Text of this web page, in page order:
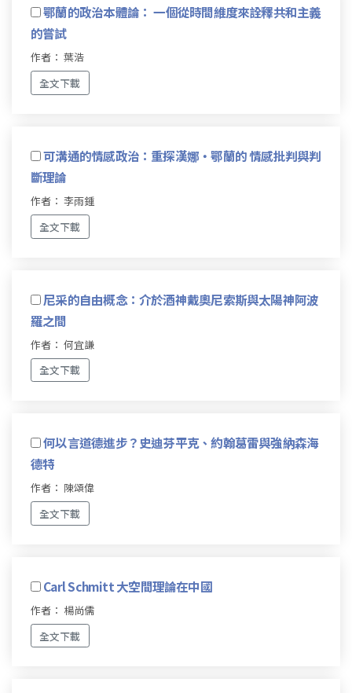
鄂蘭的政治本體論： 一個從時間維度來詮釋共和主義
的嘗試
作者： 葉浩
全文下載
可溝通的情感政治：重探漢娜‧鄂蘭的 情感批判與判
斷理論
作者： 李雨鍾
全文下載
尼采的自由概念：介於酒神戴奧尼索斯與太陽神阿波
羅之間
作者： 何宜謙
全文下載
何以言道德進步？史迪芬平克、約翰葛雷與強納森海
德特
作者： 陳頌偉
全文下載
Carl Schmitt 大空間理論在中國
作者： 楊尚儒
全文下載